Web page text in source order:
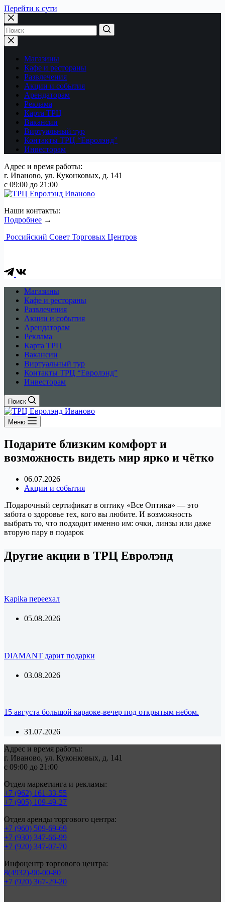
Перейти к сути
Магазины
Кафе и рестораны
Развлечения
Акции и события
Арендаторам
Реклама
Карта ТРЦ
Вакансии
Виртуальный тур
Контакты ТРЦ “Евролэнд”
Инвесторам
Адрес и время работы:
г. Иваново, ул. Куконковых, д. 141
с 09:00 до 21:00
Наши контакты:
Подробнее →
Российский Совет Торговых Центров
Магазины
Кафе и рестораны
Развлечения
Акции и события
Арендаторам
Реклама
Карта ТРЦ
Вакансии
Виртуальный тур
Контакты ТРЦ “Евролэнд”
Инвесторам
Поиск
Меню
Подарите близким комфорт и
возможность видеть мир ярко и чётко
06.07.2026
Акции и события
.Подарочный сертификат в оптику «Все Оптика» — это
забота о здоровье тех, кого вы любите. И возможность
выбрать то, что подходит именно им: очки, линзы или даже
вторую пару в подарок
Другие акции в ТРЦ Евролэнд
Kapika переехал
05.08.2026
DIAMANT дарит подарки
03.08.2026
15 августа большой караоке-вечер под открытым небом.
31.07.2026
Адрес и время работы:
г. Иваново, ул. Куконковых, д. 141
с 09:00 до 21:00
Отдел маркетинга и рекламы:
+7 (962) 161-33-55
+7 (905) 109-49-27
Отдел аренды торгового центра:
+7 (960) 509-69-69
+7 (930) 347-66-99
+7 (920) 347-07-70
Инфоцентр торгового центра:
8(4932)-90-00-80
+7 (920) 367-29-20